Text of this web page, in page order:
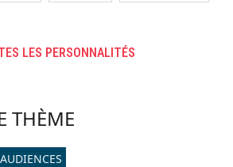
LES PERSONNALITÉS
THÈME
AUDIENCES